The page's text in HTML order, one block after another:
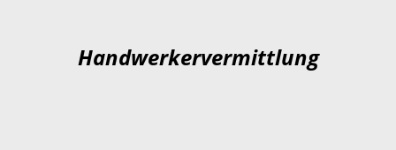
Handwerkervermittlung